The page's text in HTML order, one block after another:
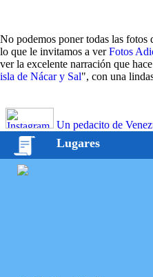
No podemos poner todas las fotos
lo que le invitamos a verFotos
ver la excelente narración que
isla de Nácar y Sal", con una
Un pedacito de
Lugares